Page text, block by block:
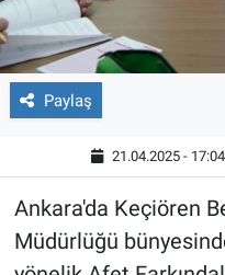
Paylaş
21.04.2025 - 17:04
Ankara'da Keçiören
Müdürlüğü
Video Galeri